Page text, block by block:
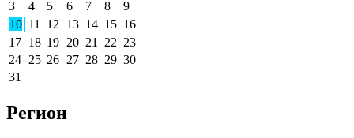
3
4 5 6 7 8
9
10 11 12 13 14 15 16
17 18 19 20 21 22 23
24 25 26 27 28 29 30
31
Регион